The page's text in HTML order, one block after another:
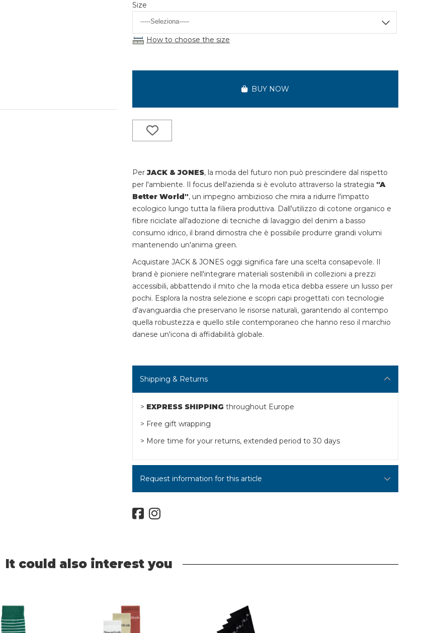
Size
How to choose the size
BUY NOW
PerJACK & JONES, la moda del futuro non può prescindere dal rispetto
per l'ambiente. Il focus dell'azienda si è evoluto attraverso la strategia "A
Better World", un impegno ambizioso che mira a ridurre l'impatto
ecologico lungo tutta la filiera produttiva. Dall'utilizzo di cotone organico e
fibre riciclate all'adozione di tecniche di lavaggio del denim a basso
consumo idrico, il brand dimostra che è possibile produrre grandi volumi
mantenendo un'anima green.
Acquistare JACK & JONES oggi significa fare una scelta consapevole. Il
brand è pioniere nell'integrare materiali sostenibili in collezioni a prezzi
accessibili, abbattendo il mito che la moda etica debba essere un lusso per
pochi. Esplora la nostra selezione e scopri capi progettati con tecnologie
d'avanguardia che preservano le risorse naturali, garantendo al contempo
quella robustezza e quello stile contemporaneo che hanno reso il marchio
danese un'icona di affidabilità globale.
Shipping & Returns
> EXPRESS SHIPPING throughout Europe
> Free gift wrapping
> More time for your returns, extended period to 30 days
Request information for this article
It could also interest you